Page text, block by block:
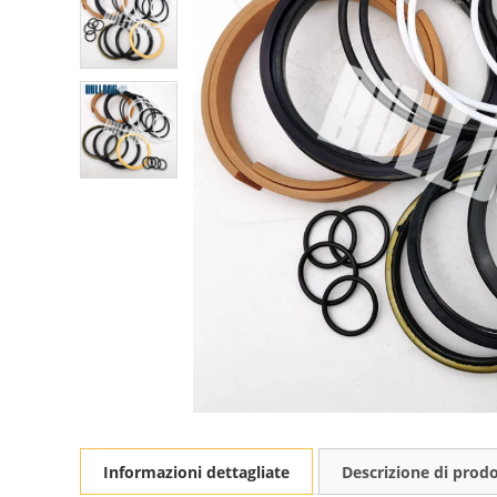
Informazioni dettagliate Descrizione di